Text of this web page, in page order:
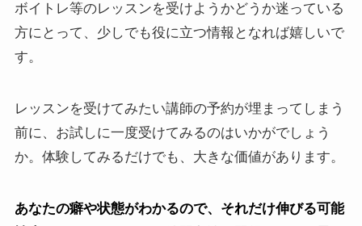
ボイトレ等のレッスンを受けようかどうか迷っている
方にとって、少しでも役に立つ情報となれば嬉しいで
す。
レッスンを受けてみたい講師の予約が埋まってしまう
前に、お試しに一度受けてみるのはいかがでしょう
か。体験してみるだけでも、大きな価値があります。
あなたの癖や状態がわかるので、それだけ伸びる可能